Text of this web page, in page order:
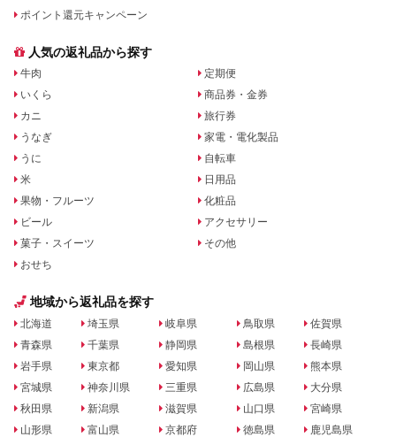
ポイント還元キャンペーン
人気の返礼品から探す
牛肉
いくら
カニ
うなぎ
うに
米
果物・フルーツ
ビール
菓子・スイーツ
おせち
定期便
商品券・金券
旅行券
家電・電化製品
自転車
日用品
化粧品
アクセサリー
その他
地域から返礼品を探す
北海道
青森県
岩手県
宮城県
秋田県
山形県
埼玉県
千葉県
東京都
神奈川県
新潟県
富山県
岐阜県
静岡県
愛知県
三重県
滋賀県
京都府
鳥取県
島根県
岡山県
広島県
山口県
徳島県
佐賀県
長崎県
熊本県
大分県
宮崎県
鹿児島県